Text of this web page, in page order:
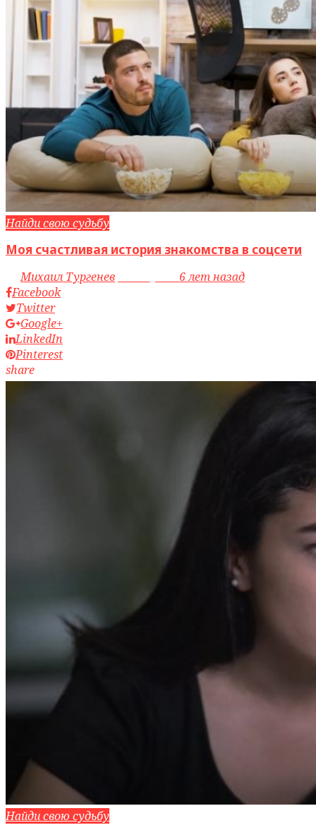
Найди свою судьбу
Моя счастливая история знакомства в соцсети
byМихаил Тургенев
6 лет назад
Facebook
Twitter
Google+
LinkedIn
Pinterest
share
Найди свою судьбу